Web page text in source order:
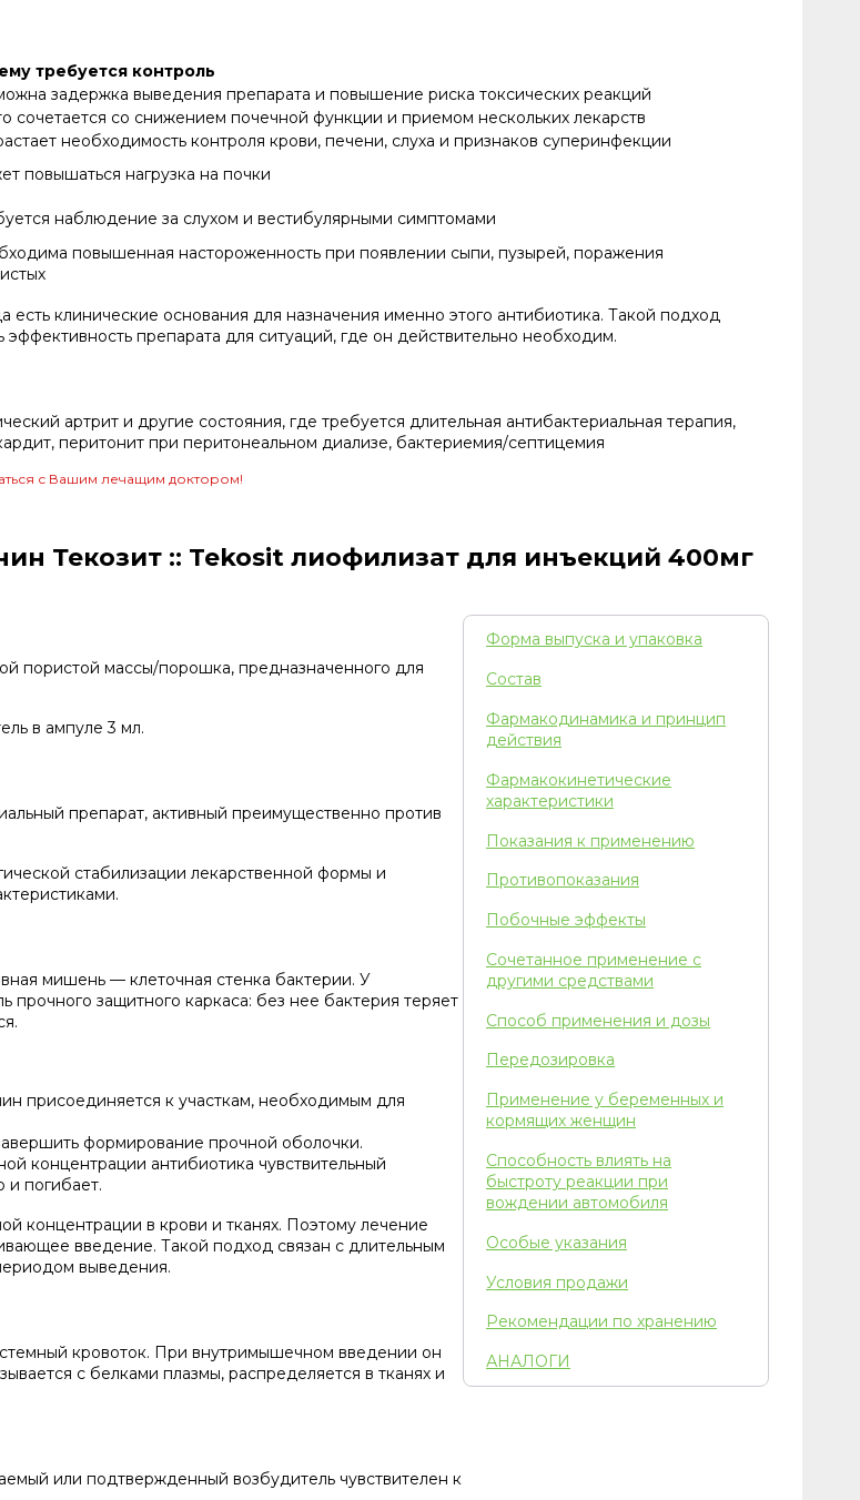
требуется контроль
задержка выведения препарата и повышение риска токсических реакций
сочетается со снижением почечной функции и приемом нескольких лекарств
необходимость контроля крови, печени, слуха и признаков суперинфекции
повышаться нагрузка на почки
наблюдение за слухом и вестибулярными симптомами
повышенная настороженность при появлении сыпи, пузырей, поражения
есть клинические основания для назначения именно этого антибиотика. Такой подход
препарата для ситуаций, где он действительно необходим.
артрит и другие состояния, где требуется длительная антибактериальная терапия,
перитонит при перитонеальном диализе, бактериемия/септицемия
с Вашим лечащим доктором!
Текозит :: Tekosit лиофилизат для инъекций 400мг
пористой массы/порошка, предназначенного для
в ампуле 3 мл.
препарат, активный преимущественно против
стабилизации лекарственной формы и
мишень — клеточная стенка бактерии. У
прочного защитного каркаса: без нее бактерия теряет
присоединяется к участкам, необходимым для
формирование прочной оболочки.
концентрации антибиотика чувствительный
и погибает.
концентрации в крови и тканях. Поэтому лечение
введение. Такой подход связан с длительным
выведения.
кровоток. При внутримышечном введении он
с белками плазмы, распределяется в тканях и
или подтвержденный возбудитель чувствителен к
Форма выпуска и упаковка
Состав
Фармакодинамика и принцип
действия
Фармакокинетические
характеристики
Показания к применению
Противопоказания
Побочные эффекты
Сочетанное применение с
другими средствами
Способ применения и дозы
Передозировка
Применение у беременных и
кормящих женщин
Способность влиять на
быстроту реакции при
вождении автомобиля
Особые указания
Условия продажи
Рекомендации по хранению
АНАЛОГИ